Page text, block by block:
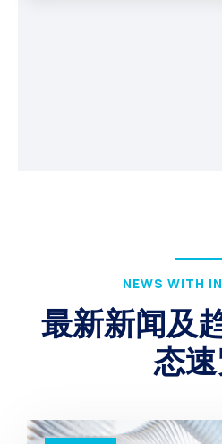
NEWS WITH
最新新闻及
态